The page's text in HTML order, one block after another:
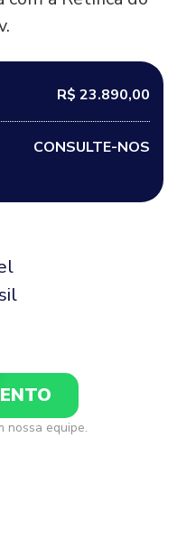
R$ 23.890,00
CONSULTE-NOS
nossa equipe.